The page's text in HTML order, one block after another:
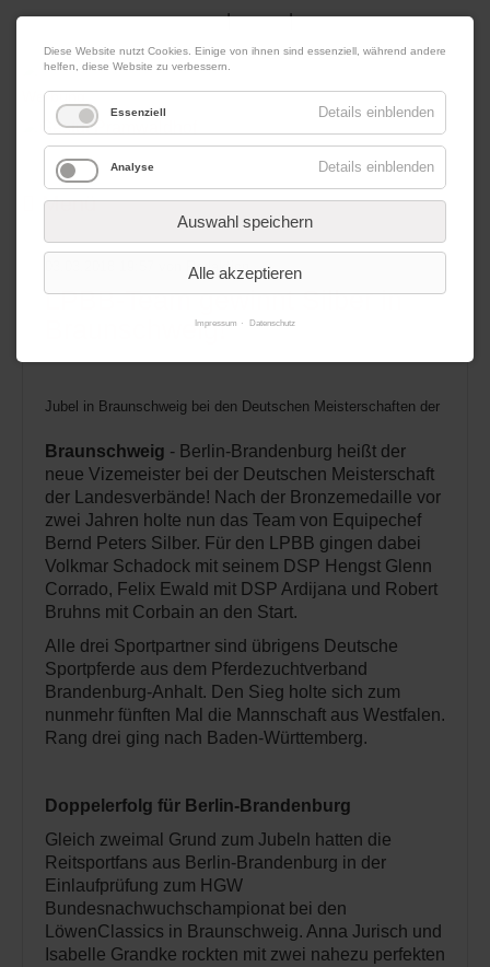
08. August 2026 Impressum|Kontakt|Datenschutz
Werbung
Menü
von Redaktion
LPBB-Team gewinnt Silber in
Braunschweig!
Jubel in Braunschweig bei den Deutschen Meisterschaften der
Braunschweig - Berlin-Brandenburg heißt der
neue Vizemeister bei der Deutschen Meisterschaft
der Landesverbände! Nach der Bronzemedaille vor
zwei Jahren holte nun das Team von Equipechef
Bernd Peters Silber. Für den LPBB gingen dabei
Volkmar Schadock mit seinem DSP Hengst Glenn
Corrado, Felix Ewald mit DSP Ardijana und Robert
Bruhns mit Corbain an den Start.
Alle drei Sportpartner sind übrigens Deutsche
Sportpferde aus dem Pferdezuchtverband
Brandenburg-Anhalt. Den Sieg holte sich zum
nunmehr fünften Mal die Mannschaft aus Westfalen.
Rang drei ging nach Baden-Württemberg.
Doppelerfolg für Berlin-Brandenburg
Gleich zweimal Grund zum Jubeln hatten die
Reitsportfans aus Berlin-Brandenburg in der
Einlaufprüfung zum HGW
Bundesnachwuchschampionat bei den
LöwenClassics in Braunschweig. Anna Jurisch und
Isabelle Grandke rockten mit zwei nahezu perfekten
Diese Website nutzt Cookies. Einige von ihnen sind essenziell, während andere
helfen, diese Website zu verbessern.
Essenziell Details einblenden
Analyse Details einblenden
Auswahl speichern
Alle akzeptieren
Impressum Datenschutz